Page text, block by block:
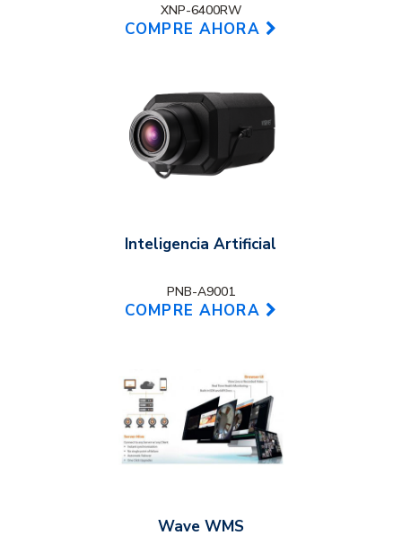
XNP-6400RW
COMPRE AHORA
Inteligencia Artificial
PNB-A9001
COMPRE AHORA
Wave WMS